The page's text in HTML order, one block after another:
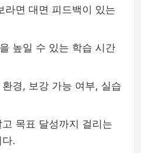
라면 대면 피드백이 있는
높일 수 있는 학습 시간
경, 보강 가능 여부, 실습
목표 달성까지 걸리는
.